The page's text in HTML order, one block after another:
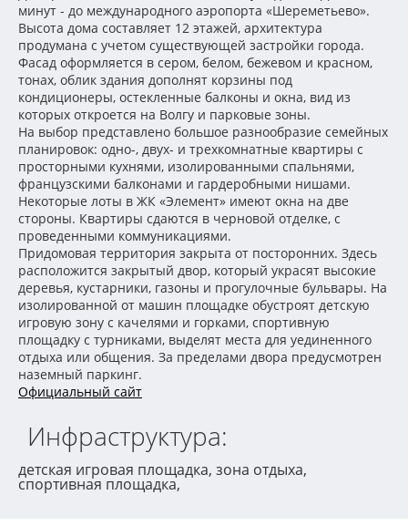
минут - до международного аэропорта «Шереметьево».
Высота дома составляет 12 этажей, архитектура
продумана с учетом существующей застройки города.
Фасад оформляется в сером, белом, бежевом и красном,
тонах, облик здания дополнят корзины под
кондиционеры, остекленные балконы и окна, вид из
которых откроется на Волгу и парковые зоны.
На выбор представлено большое разнообразие семейных
планировок: одно-, двух- и трехкомнатные квартиры с
просторными кухнями, изолированными спальнями,
французскими балконами и гардеробными нишами.
Некоторые лоты в ЖК «Элемент» имеют окна на две
стороны. Квартиры сдаются в черновой отделке, с
проведенными коммуникациями.
Придомовая территория закрыта от посторонних. Здесь
расположится закрытый двор, который украсят высокие
деревья, кустарники, газоны и прогулочные бульвары. На
изолированной от машин площадке обустроят детскую
игровую зону с качелями и горками, спортивную
площадку с турниками, выделят места для уединенного
отдыха или общения. За пределами двора предусмотрен
наземный паркинг.
Официальный сайт
Инфраструктура:
детская игровая площадка, зона отдыха,
спортивная площадка,